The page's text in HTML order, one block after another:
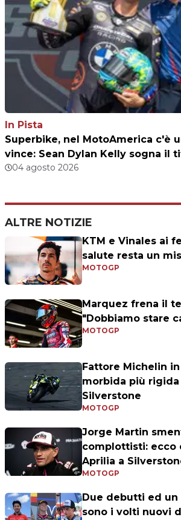
In Pista
Superbike, nel MotoAmerica c'è
vince: Sean Dylan Kelly sogna il
04 agosto 2026
ALTRE NOTIZIE
KTM e Vinales ai
salute resta un
MOTOGP
Marquez frena il
"Dobbiamo stare
MOTOGP
Fattore Michelin in
morbida più rigida
Silverstone
MOTOGP
Jorge Martin
complottisti: ecco
Aprilia a
MOTOGP
Due debutti ed
sono i volti nuovi